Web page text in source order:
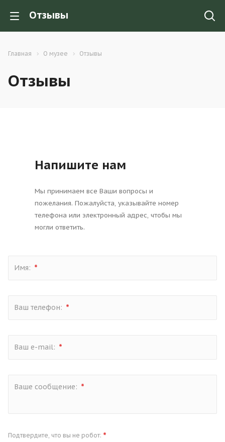
Отзывы
Главная О музее Отзывы
Отзывы
Напишите нам
Мы принимаем все Ваши вопросы и
пожелания. Пожалуйста, указывайте номер
телефона или электронный адрес, чтобы мы
могли ответить.
Имя: *
Ваш телефон: *
Ваш e-mail: *
Ваше сообщение: *
Подтвердите, что вы не робот: *